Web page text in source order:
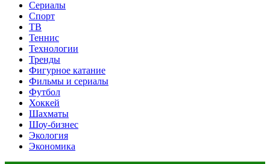
Сериалы
Спорт
ТВ
Теннис
Технологии
Тренды
Фигурное катание
Фильмы и сериалы
Футбол
Хоккей
Шахматы
Шоу-бизнес
Экология
Экономика